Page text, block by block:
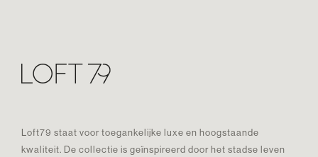
Loft79 staat voor toegankelijke luxe en hoogstaande
kwaliteit. De collectie is geïnspireerd door het stadse leven